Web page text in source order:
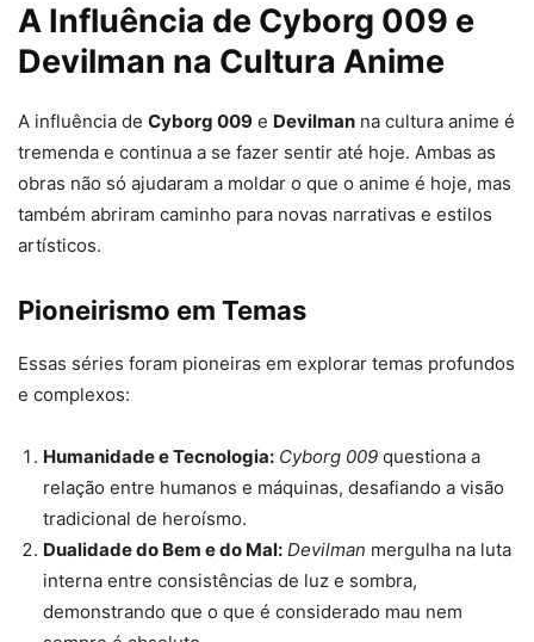
A Influência de Cyborg 009 e
Devilman na Cultura Anime
A influência de Cyborg 009 e Devilman na cultura anime é
tremenda e continua a se fazer sentir até hoje. Ambas as
obras não só ajudaram a moldar o que o anime é hoje, mas
também abriram caminho para novas narrativas e estilos
artísticos.
Pioneirismo em Temas
Essas séries foram pioneiras em explorar temas profundos
e complexos:
Humanidade e Tecnologia: Cyborg 009 questiona a
relação entre humanos e máquinas, desafiando a visão
tradicional de heroísmo.
Dualidade do Bem e do Mal: Devilman mergulha na luta
interna entre consistências de luz e sombra,
demonstrando que o que é considerado mau nem